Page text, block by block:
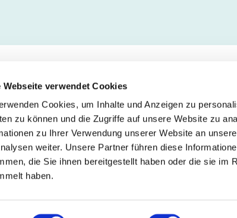
Webseite verwendet Cookies
Cookies, um Inhalte und Anzeigen zu
zu können und die Zugriffe auf unsere Website zu
zu Ihrer Verwendung unserer Website an
weiter. Unsere Partner führen diese
die Sie ihnen bereitgestellt haben oder die sie im
haben.
Service
Impressum
Datenschutz
Mitglied werden